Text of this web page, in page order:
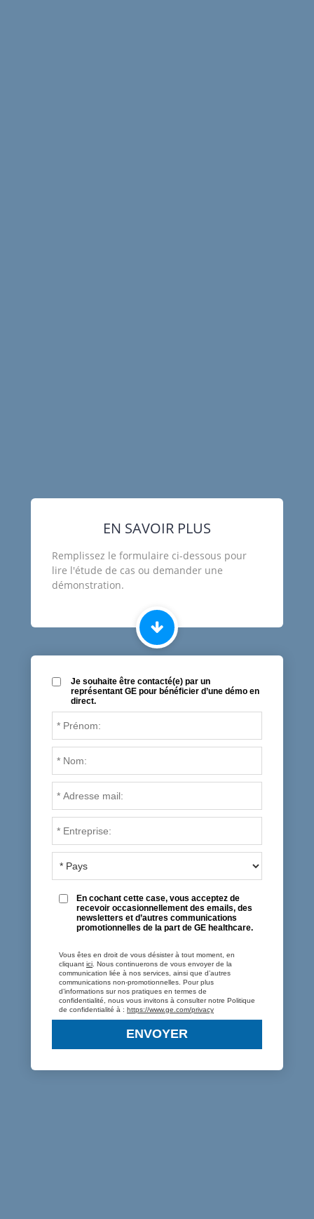
EN SAVOIR PLUS
Remplissez le formulaire ci-dessous pour
lire l'étude de cas ou demander une
démonstration.
Je souhaite être contacté(e) par un
représentant GE pour bénéficier d’une démo en
direct.
En cochant cette case, vous acceptez de
recevoir occasionnellement des emails, des
newsletters et d’autres communications
promotionnelles de la part de GE healthcare.
Vous êtes en droit de vous désister à tout moment, en
cliquant ici . Nous continuerons de vous envoyer de la
communication liée à nos services, ainsi que d’autres
communications non-promotionnelles. Pour plus
d’informations sur nos pratiques en termes de
confidentialité, nous vous invitons à consulter notre Politique
de confidentialité à : https://www.ge.com/privacy
ENVOYER